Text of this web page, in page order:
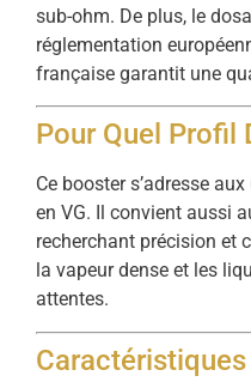
sub-ohm. De plus, le
réglementation
française garantit une
Pour Quel Profil
Ce booster s’adresse
en VG. Il convient aussi
recherchant précision et
la vapeur dense et les
attentes.